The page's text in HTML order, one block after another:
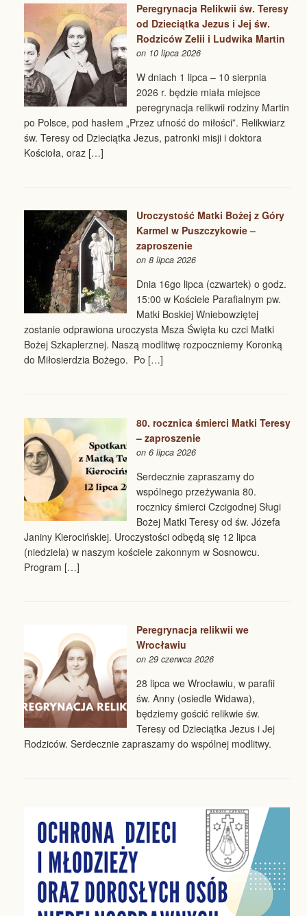
Peregrynacja Relikwii św. Teresy
od Dzieciątka Jezus i Jej św.
Rodziców Zelii i Ludwika Martin
on 10 lipca 2026
W dniach 1 lipca – 10 sierpnia
2026 r. będzie miała miejsce
peregrynacja relikwii rodziny Martin
po Polsce, pod hasłem „Przez ufność do miłości”. Relikwiarz
św. Teresy od Dzieciątka Jezus, patronki misji i doktora
Kościoła, oraz […]
Uroczystość Matki Bożej z Góry
Karmel w Puszczykowie –
zaproszenie
on 8 lipca 2026
Dnia 16go lipca (czwartek) o godz.
15:00 w Kościele Parafialnym pw.
Matki Boskiej Wniebowziętej
zostanie odprawiona uroczysta Msza Święta ku czci Matki
Bożej Szkaplerznej. Naszą modlitwę rozpoczniemy Koronką
do Miłosierdzia Bożego. Po […]
80. rocznica śmierci Matki Teresy
– zaproszenie
on 6 lipca 2026
Serdecznie zapraszamy do
wspólnego przeżywania 80.
rocznicy śmierci Czcigodnej Sługi
Bożej Matki Teresy od św. Józefa
Janiny Kierocińskiej. Uroczystości odbędą się 12 lipca
(niedziela) w naszym kościele zakonnym w Sosnowcu.
Program […]
Peregrynacja relikwii we
Wrocławiu
on 29 czerwca 2026
28 lipca we Wrocławiu, w parafii
św. Anny (osiedle Widawa),
będziemy gościć relikwie św.
Teresy od Dzieciątka Jezus i Jej
Rodziców. Serdecznie zapraszamy do wspólnej modlitwy.